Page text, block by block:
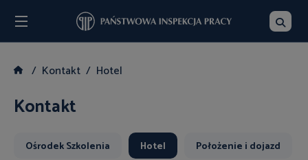
Kontakt Hotel
Kontakt
Ośrodek Szkolenia Hotel Położenie i dojazd
Szukaj